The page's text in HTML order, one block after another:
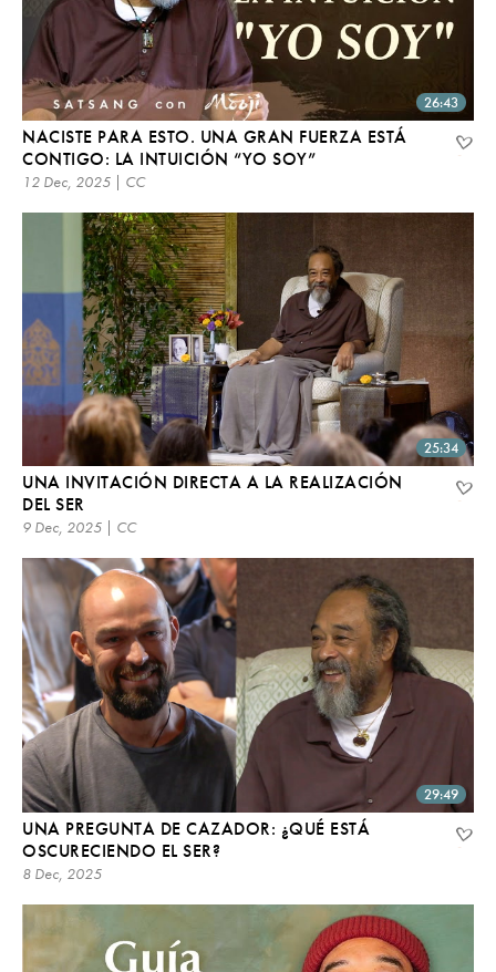
26:43
NACISTE PARA ESTO. UNA GRAN FUERZA ESTÁ
CONTIGO: LA INTUICIÓN “YO SOY”
12 Dec, 2025 | CC
25:34
UNA INVITACIÓN DIRECTA A LA REALIZACIÓN
DEL SER
9 Dec, 2025 | CC
29:49
UNA PREGUNTA DE CAZADOR: ¿QUÉ ESTÁ
OSCURECIENDO EL SER?
8 Dec, 2025